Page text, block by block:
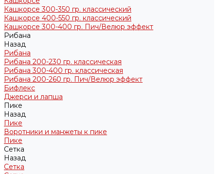
Кашкорсе 300-350 гр. классический
Кашкорсе 400-550 гр. классический
Кашкорсе 300-400 гр. Пич/Велюр эффект
Рибана
Назад
Рибана
Рибана 200-230 гр. классическая
Рибана 300-400 гр. классическая
Рибана 200-260 гр. Пич/Велюр эффект
Бифлекс
Джерси и лапша
Пике
Назад
Пике
Воротники и манжеты к пике
Пике
Сетка
Назад
Сетка